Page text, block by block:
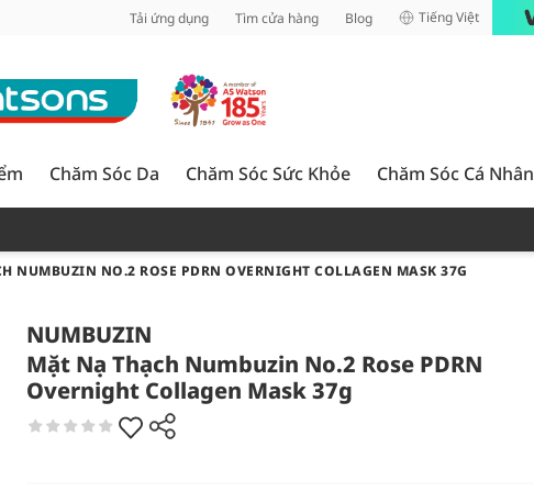
Tải ứng dụng Tìm cửa hàng Blog Tiếng Việt
Chăm Sóc Da Chăm Sóc Sức Khỏe Chăm Sóc Cá Nhân
NUMBUZIN NO.2 ROSE PDRN OVERNIGHT COLLAGEN MASK 37G
NUMBUZIN
Mặt Nạ Thạch Numbuzin No.2 Rose PDRN
Overnight Collagen Mask 37g